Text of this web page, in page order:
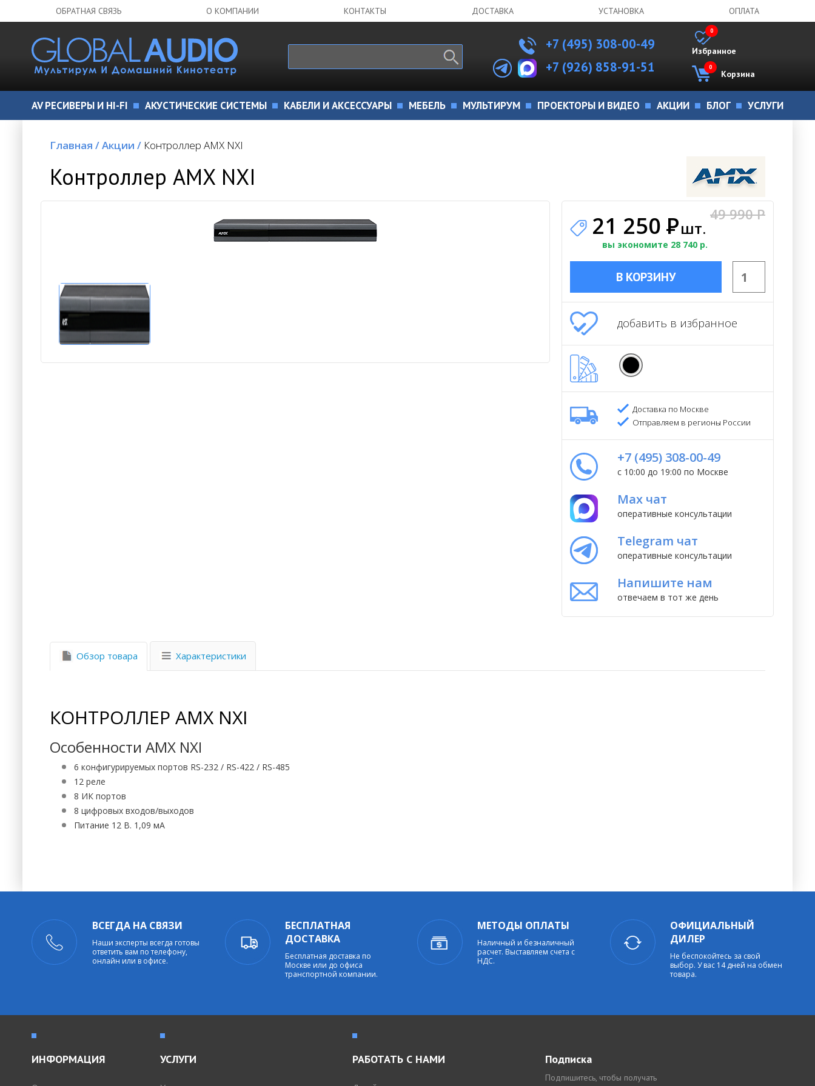
ОБРАТНАЯ СВЯЗЬ О КОМПАНИИ КОНТАКТЫ ДОСТАВКА УСТАНОВКА ОПЛАТА
+7 (495) 308-00-49
+7 (926) 858-91-51
Избранное
0
Корзина
0
AV РЕСИВЕРЫ И HI-FI АКУСТИЧЕСКИЕ СИСТЕМЫ КАБЕЛИ И АКСЕССУАРЫ МЕБЕЛЬ МУЛЬТИРУМ ПРОЕКТОРЫ И ВИДЕО АКЦИИ БЛОГ УСЛУГИ
Главная /Акции / Контроллер AMX NXI
Контроллер AMX NXI
21 250 Ршт.
49 990 P
вы экономите 28 740 р.
В КОРЗИНУ
добавить в избранное
Доставка по Москве
Отправляем в регионы России
+7 (495) 308-00-49
с 10:00 до 19:00 по Москве
Max чат
оперативные консультации
Telegram чат
оперативные консультации
Напишите нам
отвечаем в тот же день
Обзор товара Характеристики
КОНТРОЛЛЕР AMX NXI
Особенности AMX NXI
6 конфигурируемых портов RS-232 / RS-422 / RS-485
12 реле
8 ИК портов
8 цифровых входов/выходов
Питание 12 В. 1,09 мА
ВСЕГДА НА СВЯЗИ
Наши эксперты всегда готовы
ответить вам по телефону,
онлайн или в офисе.
БЕСПЛАТНАЯ
ДОСТАВКА
Бесплатная доставка по
Москве или до офиса
транспортной компании.
МЕТОДЫ ОПЛАТЫ
Наличный и безналичный
расчет. Выставляем счета с
НДС.
ОФИЦИАЛЬНЫЙ
ДИЛЕР
Не беспокойтесь за свой
выбор. У вас 14 дней на обмен
товара.
ИНФОРМАЦИЯ УСЛУГИ РАБОТАТЬ С НАМИ Подписка
Подпишитесь, чтобы получать